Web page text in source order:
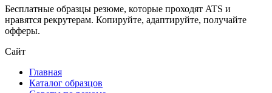
Бесплатные образцы резюме, которые проходят ATS и
нравятся рекрутерам. Копируйте, адаптируйте, получайте
офферы.
Сайт
Главная
Каталог образцов